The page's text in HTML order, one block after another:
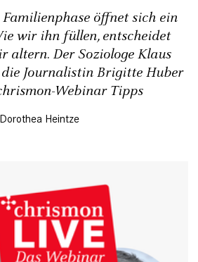
öffnet sich ein
wir ihn füllen, entscheidet
altern. Der Soziologe Klaus
Journalistin Brigitte Huber
Webinar Tipps
Dorothea Heintze